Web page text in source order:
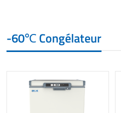
-60℃ Congélateur